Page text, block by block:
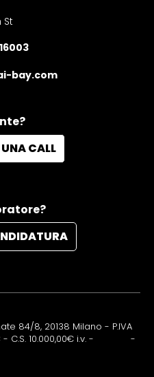
St
bay.com
CALL
84/8, 20138 Milano - P.IVA
C.S. 10.000,00€ i.v. -
-